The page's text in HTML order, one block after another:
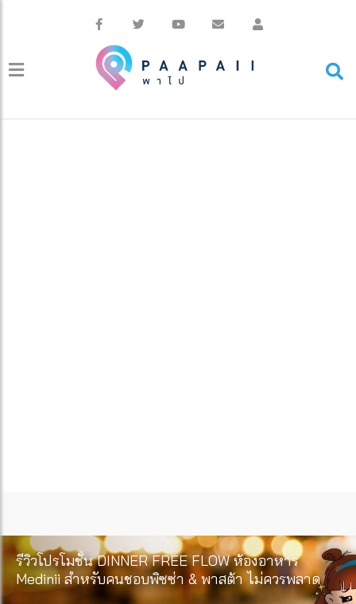
รีวิวโปรโมชั่น DINNER FREE FLOW ห้องอาหาร
Medinii สำหรับคนชอบพิซซ่า & พาสต้า ไม่ควรพลาด